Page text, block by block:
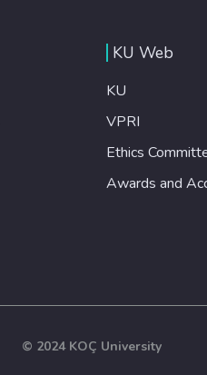
KU Web
KU
VPRI
Ethics
Awards and
© 2024 KOÇ University